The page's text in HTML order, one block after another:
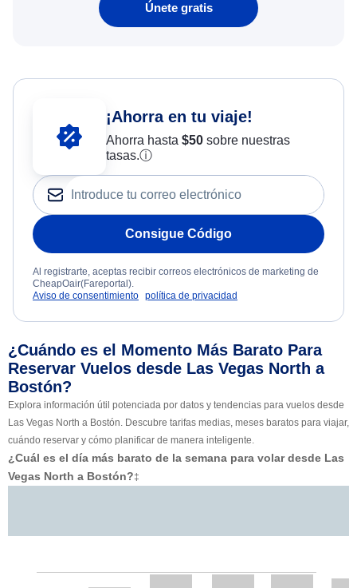
Únete gratis
¡Ahorra en tu viaje!
Ahorra hasta $50sobre nuestras
tasas.ⓘ
Consigue Código
Al registrarte, aceptas recibir correos electrónicos de marketing de
CheapOair(Fareportal).
Aviso de consentimiento política de privacidad
¿Cuándo es el Momento Más Barato Para
Reservar Vuelos desde Las Vegas North a
Bostón?
Explora información útil potenciada por datos y tendencias para vuelos desde
Las Vegas North a Bostón. Descubre tarifas medias, meses baratos para viajar,
cuándo reservar y cómo planificar de manera inteligente.
¿Cuál es el día más barato de la semana para volar desde Las
Vegas North a Bostón?‡